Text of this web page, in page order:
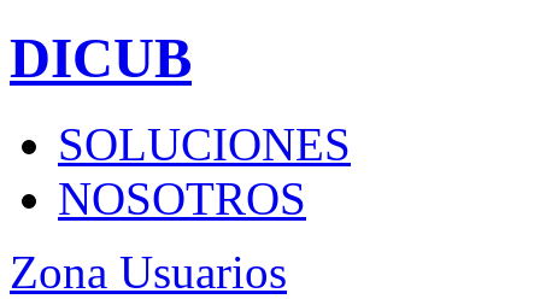
DICUB
SOLUCIONES
NOSOTROS
Zona Usuarios